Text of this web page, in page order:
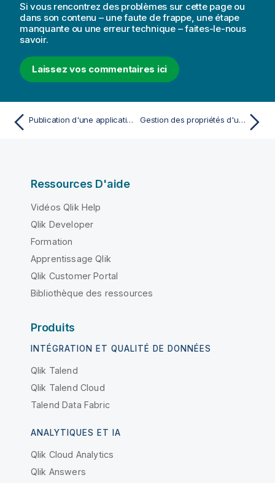
Si vous rencontrez des problèmes sur cette page ou
dans son contenu – une faute de frappe, une étape
manquante ou une erreur technique – faites-le-nous
savoir.
Laissez vos commentaires ici
Publication d'une application à partir du hub Gestion des propriétés d'une application
Ressources D'aide
Vidéos Qlik Help
Qlik Developer
Formation
Apprentissage Qlik
Qlik Customer Portal
Bibliothèque des ressources
Produits
INTÉGRATION ET QUALITÉ DE DONNÉES
Qlik Talend
Qlik Talend Cloud
Talend Data Fabric
ANALYTIQUES ET IA
Qlik Cloud Analytics
Qlik Answers